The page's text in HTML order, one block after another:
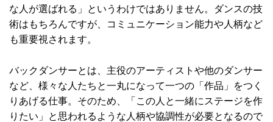
な人が選ばれる」というわけではありません。ダンスの技
術はもちろんですが、コミュニケーション能力や人柄など
も重要視されます。
バックダンサーとは、主役のアーティストや他のダンサー
など、様々な人たちと一丸になって一つの「作品」をつく
りあげる仕事。そのため、「この人と一緒にステージを作
りたい」と思われるような人柄や協調性が必要となるので